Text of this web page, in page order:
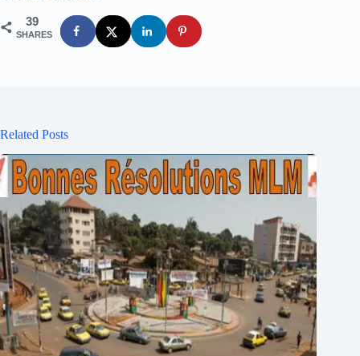
39
SHARES
Related Posts